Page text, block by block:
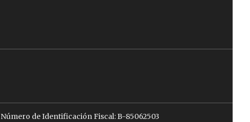
de Identificación Fiscal: B-85062503